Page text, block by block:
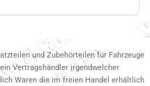
und Zubehörteilen für Fahrzeuge
Vertragshändler irgendwelcher
Waren die im freien Handel erhältlich